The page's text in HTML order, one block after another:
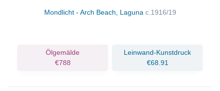
Mondlicht - Arch Beach, Laguna c.1916/19
Ölgemälde
€788
Leinwand-Kunstdruck
€68.91